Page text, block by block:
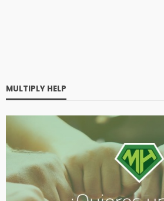
MULTIPLY HELP